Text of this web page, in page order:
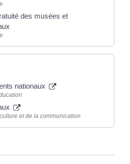
des musées et
nationaux
et de la communication